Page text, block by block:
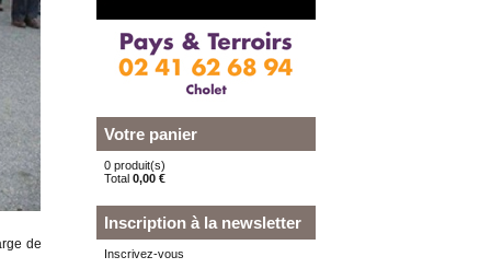
de
Votre panier
0 produit(s)
Total 0,00 €
Inscription à la newsletter
Inscrivez-vous